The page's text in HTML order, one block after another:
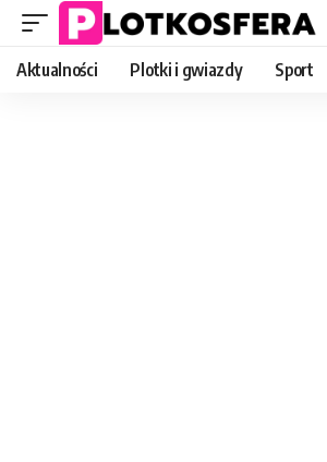
Aktualności Plotki i gwiazdy Sport